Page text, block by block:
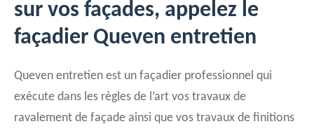
sur vos façades, appelez le
façadier Queven entretien
Queven entretien est un façadier professionnel qui
exécute dans les règles de l’art vos travaux de
ravalement de façade ainsi que vos travaux de finitions